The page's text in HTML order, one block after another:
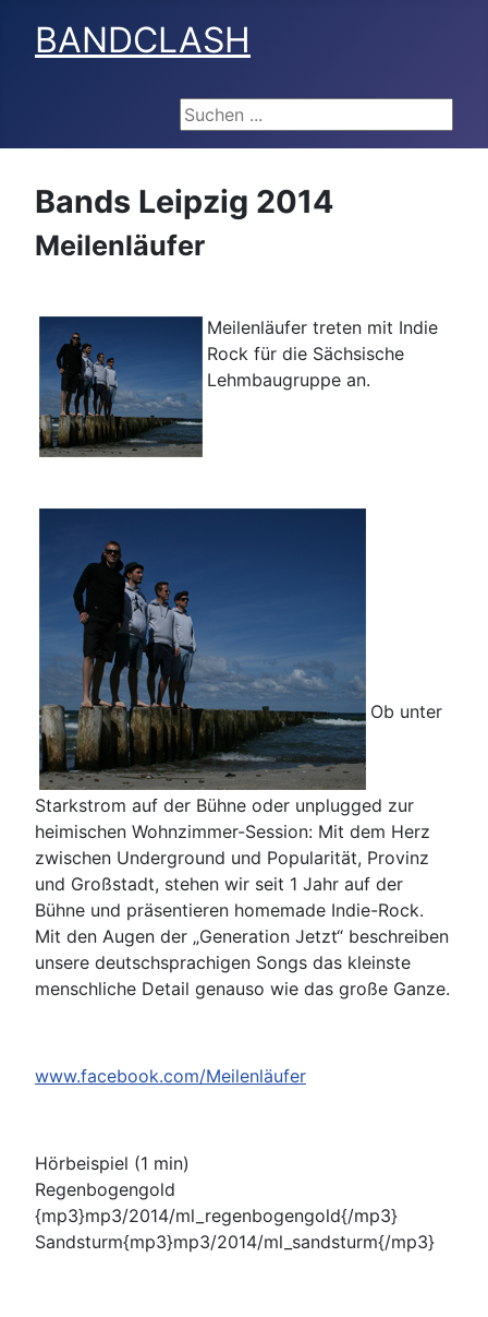
BANDCLASH
Suchen ...
Bands Leipzig 2014
Meilenläufer
Meilenläufer treten mit Indie
Rock für die Sächsische
Lehmbaugruppe an.
Ob unter
Starkstrom auf der Bühne oder unplugged zur
heimischen Wohnzimmer-Session: Mit dem Herz
zwischen Underground und Popularität, Provinz
und Großstadt, stehen wir seit 1 Jahr auf der
Bühne und präsentieren homemade Indie-Rock.
Mit den Augen der „Generation Jetzt“ beschreiben
unsere deutschsprachigen Songs das kleinste
menschliche Detail genauso wie das große Ganze.
www.facebook.com/Meilenläufer
Hörbeispiel (1 min)
Regenbogengold
{mp3}mp3/2014/ml_regenbogengold{/mp3}
Sandsturm{mp3}mp3/2014/ml_sandsturm{/mp3}